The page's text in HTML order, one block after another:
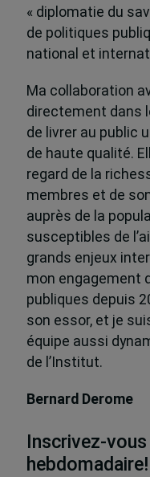
« diplomatie du
de politiques
national et
Ma collaboration
directement dans
de livrer au public
de haute qualité.
regard de la
membres et de
auprès de la
susceptibles de
grands enjeux
mon engagement
publiques depuis
son essor, et je
équipe aussi
de l’Institut.
Bernard Derome
Inscrivez-
hebdomadaire!